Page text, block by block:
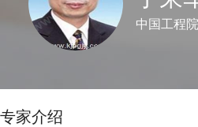
中国工程
专家介绍